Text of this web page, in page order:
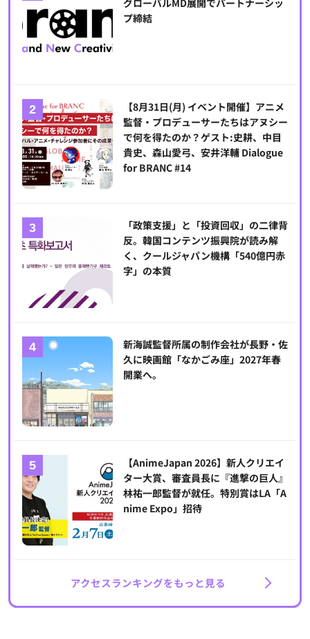
グローバルMD展開でパートナーシッ
プ締結
【8月31日(月) イベント開催】アニメ
監督・プロデューサーたちはアヌシー
で何を得たのか？ゲスト:史耕、中目
貴史、森山愛弓、安井洋輔 Dialogue
for BRANC #14
「政策支援」と「投資回収」の二律背
反。韓国コンテンツ振興院が読み解
く、クールジャパン機構「540億円赤
字」の本質
新海誠監督所属の制作会社が長野・佐
久に映画館「なかごみ座」2027年春
開業へ。
【AnimeJapan 2026】新人クリエイ
ター大賞、審査員長に『進撃の巨人』
林祐一郎監督が就任。特別賞はLA「A
nime Expo」招待
アクセスランキングをもっと見る